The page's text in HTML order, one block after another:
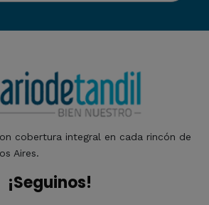
cobertura integral en cada rincón de
Aires.
¡Seguinos!